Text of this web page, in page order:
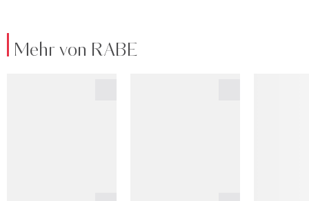
Mehr von RABE